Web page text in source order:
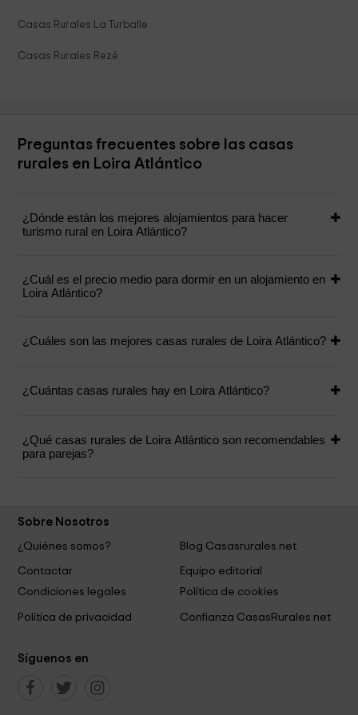
Casas Rurales La Turballe
Casas Rurales Rezé
Preguntas frecuentes sobre las casas
rurales en Loira Atlántico
¿Dónde están los mejores alojamientos para hacer
turismo rural en Loira Atlántico?
¿Cuál es el precio medio para dormir en un alojamiento en
Loira Atlántico?
¿Cuáles son las mejores casas rurales de Loira Atlántico?
¿Cuántas casas rurales hay en Loira Atlántico?
¿Qué casas rurales de Loira Atlántico son recomendables
para parejas?
Sobre Nosotros
¿Quiénes somos?
Blog Casasrurales.net
Contactar
Equipo editorial
Condiciones legales
Política de cookies
Política de privacidad Confianza CasasRurales.net
Síguenos en